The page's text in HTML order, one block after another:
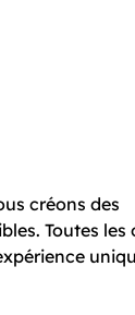
créons des
Toutes les